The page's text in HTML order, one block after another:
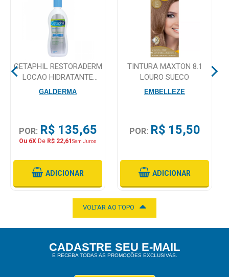
Medicamentos
Cuidado
Dermocosméticos
CETAPHIL RESTORADERM
LOCAO HIDRATANTE
295ML
GALDERMA
POR: R$ 135,65
Ou 6X De R$ 22,61 Sem Juros
ADICIONAR
TINTURA MAXTON 8.1
LOURO SUECO
EMBELLEZE
POR: R$ 15,50
ADICIONAR
VOLTAR AO TOPO
CADASTRE SEU E-MAIL
E RECEBA TODAS AS PROMOÇÕES EXCLUSIVAS.